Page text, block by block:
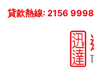
貸款熱線: 2156 9998